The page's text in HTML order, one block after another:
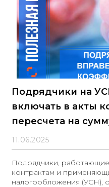
Подрядчики на
включать в акты
пересчета на
11.06.2025
Подрядчики,
контрактам и
налогообложения (УСН),